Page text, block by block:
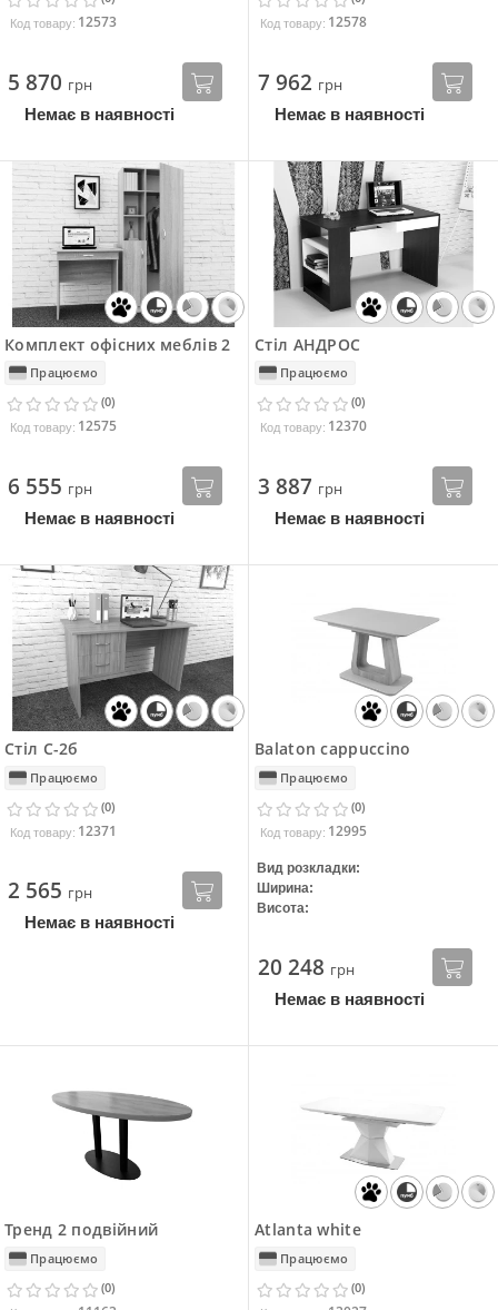
Код товару: 12573
5 870 грн
Немає в наявності
Код товару: 12578
7 962 грн
Немає в наявності
Комплект офісних меблів 2
Працюємо
(0)
Код товару: 12575
6 555 грн
Немає в наявності
Стіл АНДРОС
Працюємо
(0)
Код товару: 12370
3 887 грн
Немає в наявності
Стіл С-2б
Працюємо
(0)
Код товару: 12371
2 565 грн
Немає в наявності
Balaton cappucсino
Працюємо
(0)
Код товару: 12995
Вид розкладки:
Ширина:
Висота:
20 248 грн
Немає в наявності
Тренд 2 подвійний
Працюємо
(0)
Atlanta white
Працюємо
(0)